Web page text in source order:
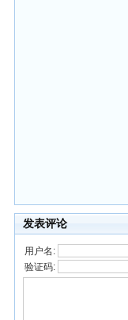
发表评论
用户名:
验证码: